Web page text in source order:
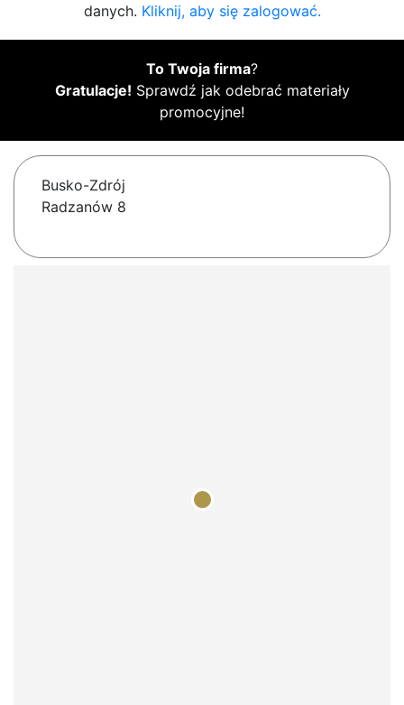
danych. Kliknij, aby się zalogować.
To Twoja firma?
Gratulacje! Sprawdź jak odebrać materiały
promocyjne!
Busko-Zdrój
Radzanów 8